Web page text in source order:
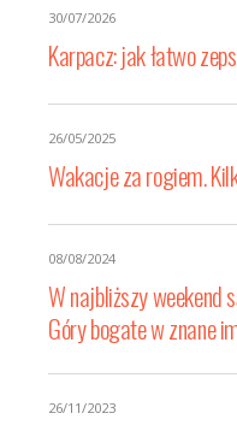
30/07/2026
Karpacz: jak łatwo
26/05/2025
Wakacje za rogiem.
08/08/2024
W najbliższy weekend
Góry bogate w znane
26/11/2023